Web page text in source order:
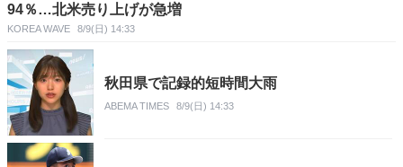
94％…北米売り上げが急増
KOREA WAVE 8/9(日) 14:33
秋田県で記録的短時間大雨
ABEMA TIMES 8/9(日) 14:33